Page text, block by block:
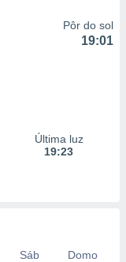
Pôr do sol
19:01
Última luz
19:23
Sáb
Domo